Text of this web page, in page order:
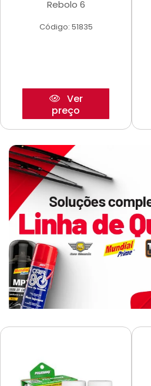
Rebolo 6
Código: 51835
Ver
preço